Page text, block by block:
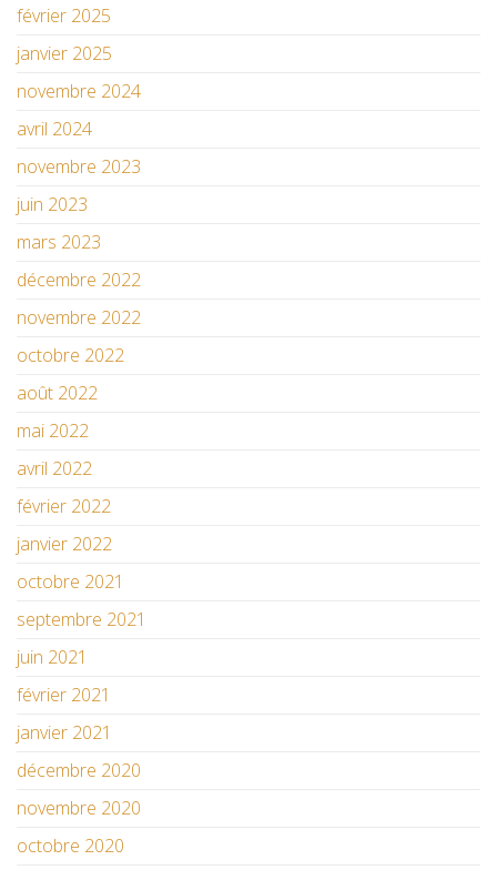
février 2025
janvier 2025
novembre 2024
avril 2024
novembre 2023
juin 2023
mars 2023
décembre 2022
novembre 2022
octobre 2022
août 2022
mai 2022
avril 2022
février 2022
janvier 2022
octobre 2021
septembre 2021
juin 2021
février 2021
janvier 2021
décembre 2020
novembre 2020
octobre 2020